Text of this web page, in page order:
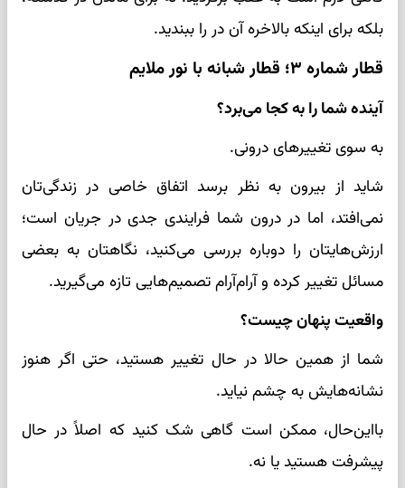
بلکه برای اینکه بالاخره آن در را ببندید.
قطار شماره ۳؛ قطار شبانه با نور ملایم
آینده شما را به کجا می‌برد؟
به سوی تغییرهای درونی.
شاید از بیرون به نظر برسد اتفاق خاصی در زندگی‌تان
نمی‌افتد، اما در درون شما فرایندی جدی در جریان است؛
ارزش‌هایتان را دوباره بررسی می‌کنید، نگاهتان به بعضی
مسائل تغییر کرده و آرام‌آرام تصمیم‌هایی تازه می‌گیرید.
واقعیت پنهان چیست؟
شما از همین حالا در حال تغییر هستید، حتی اگر هنوز
نشانه‌هایش به چشم نیاید.
بااین‌حال، ممکن است گاهی شک کنید که اصلاً در حال
پیشرفت هستید یا نه.